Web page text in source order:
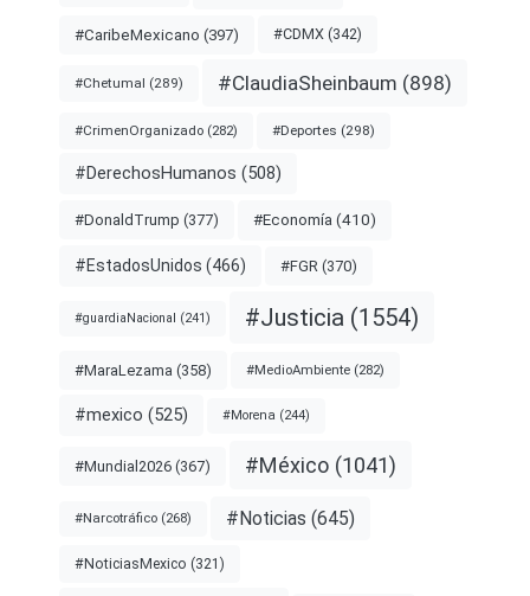
#CaribeMexicano (397) #CDMX (342)
#Chetumal (289) #ClaudiaSheinbaum (898)
#CrimenOrganizado (282) #Deportes (298)
#DerechosHumanos (508)
#DonaldTrump (377) #Economía (410)
#EstadosUnidos (466) #FGR (370)
#guardiaNacional (241) #Justicia (1554)
#MaraLezama (358) #MedioAmbiente (282)
#mexico (525) #Morena (244)
#Mundial2026 (367) #México (1041)
#Narcotráfico (268) #Noticias (645)
#NoticiasMexico (321)